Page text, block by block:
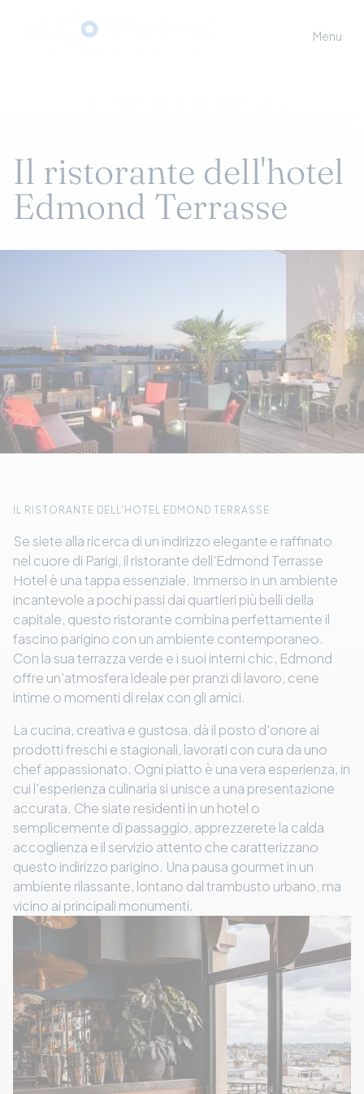
Menu
Il ristorante dell'hotel
Edmond Terrasse
IL RISTORANTE DELL'HOTEL EDMOND TERRASSE
Se siete alla ricerca di un indirizzo elegante e raffinato
nel cuore di Parigi, il ristorante dell'Edmond Terrasse
Hotel è una tappa essenziale. Immerso in un ambiente
incantevole a pochi passi dai quartieri più belli della
capitale, questo ristorante combina perfettamente il
fascino parigino con un ambiente contemporaneo.
Con la sua terrazza verde e i suoi interni chic, Edmond
offre un'atmosfera ideale per pranzi di lavoro, cene
intime o momenti di relax con gli amici.
La cucina, creativa e gustosa, dà il posto d'onore ai
prodotti freschi e stagionali, lavorati con cura da uno
chef appassionato. Ogni piatto è una vera esperienza, in
cui l'esperienza culinaria si unisce a una presentazione
accurata. Che siate residenti in un hotel o
semplicemente di passaggio, apprezzerete la calda
accoglienza e il servizio attento che caratterizzano
questo indirizzo parigino. Una pausa gourmet in un
ambiente rilassante, lontano dal trambusto urbano, ma
vicino ai principali monumenti.